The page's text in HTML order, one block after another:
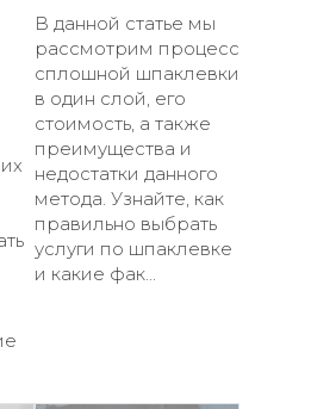
В данной статье мы
рассмотрим процесс
сплошной шпаклевки
в один слой, его
стоимость, а также
преимущества и
недостатки данного
метода. Узнайте, как
правильно выбрать
услуги по шпаклевке
и какие фак...